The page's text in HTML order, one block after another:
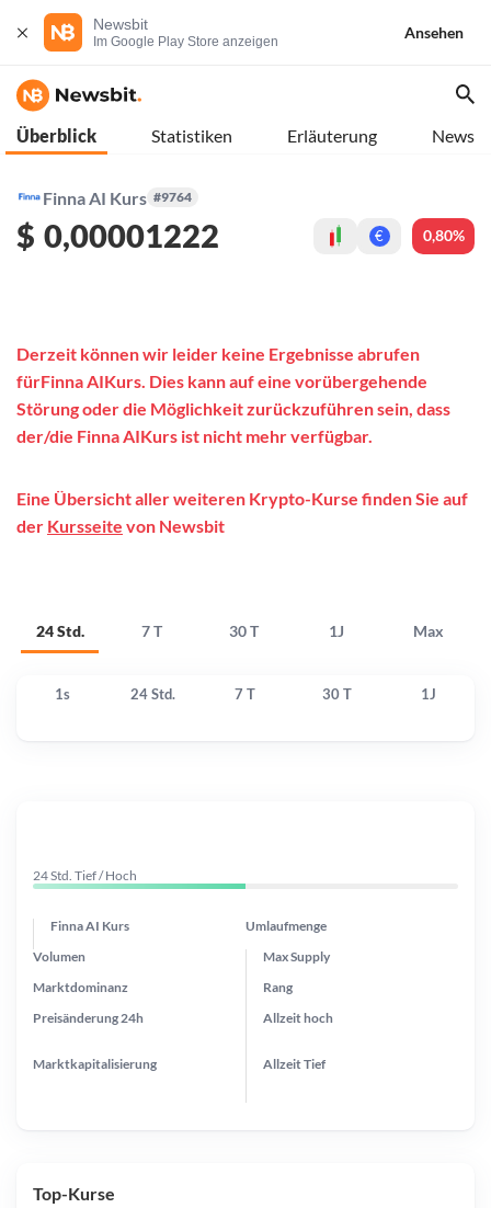
Newsbit
Im Google Play Store anzeigen
Ansehen
Überblick Statistiken Erläuterung News
Finna AI Kurs #9764
$ 0,00001222 € 0,80%
24 Std. 7 T 30 T 1J Max
Derzeit können wir leider keine Ergebnisse abrufen
fürFinna AIKurs. Dies kann auf eine vorübergehende
Störung oder die Möglichkeit zurückzuführen sein, dass
der/die Finna AIKurs ist nicht mehr verfügbar.
Eine Übersicht aller weiteren Krypto-Kurse finden Sie auf
der Kursseite von Newsbit
1s 24 Std. 7 T 30 T 1J
24 Std. Tief / Hoch
Finna AI Kurs Umlaufmenge
Preisänderung 24h
Max Supply
Marktdominanz
Marktkapitalisierung
Volumen
Rang
Allzeithoch
AllzeitTief
Top-Kurse